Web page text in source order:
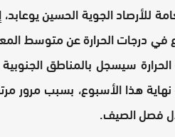
للأرصاد الجوية الحسين
في درجات الحرارة عن متوسط
الحرارة سيسجل بالمناطق
نهاية هذا الأسبوع، بسبب
فصل الصيف.